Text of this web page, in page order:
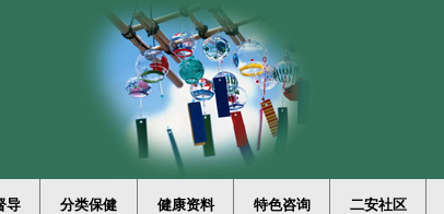
导 分类保健 健康资料 特色咨询 二安社区